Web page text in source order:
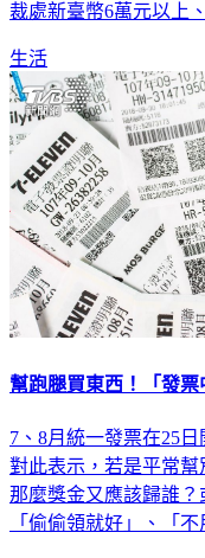
裁處新臺幣6萬元以上
生活
幫跑腿買東西！「發
7、8月統一發票在25
對此表示，若是平常幫
那麼獎金又應該歸誰？
「偷偷領就好」、「